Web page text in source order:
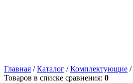
Главная /Каталог /Комплектующие /
Товаров в списке сравнения: 0